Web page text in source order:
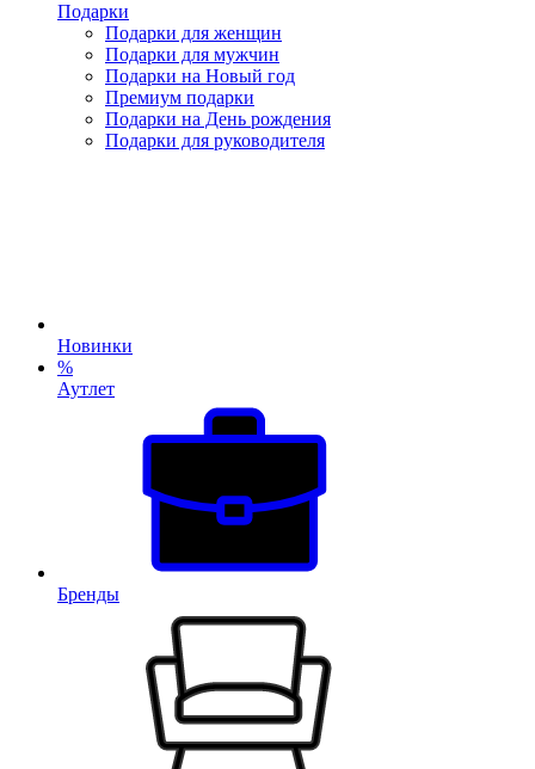
Подарки
Подарки для женщин
Подарки для мужчин
Подарки на Новый год
Премиум подарки
Подарки на День рождения
Подарки для руководителя
Новинки
%
Аутлет
Бренды